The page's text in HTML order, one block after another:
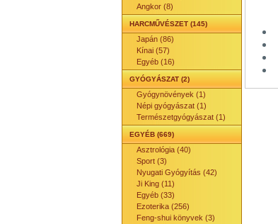
Angkor (8)
HARCMŰVÉSZET (145)
Japán (86)
Kínai (57)
Egyéb (16)
GYÓGYÁSZAT (2)
Gyógynövények (1)
Népi gyógyászat (1)
Természetgyógyászat (1)
EGYÉB (669)
Asztrológia (40)
Sport (3)
Nyugati Gyógyítás (42)
Ji King (11)
Egyéb (33)
Ezoterika (256)
Feng-shui könyvek (3)